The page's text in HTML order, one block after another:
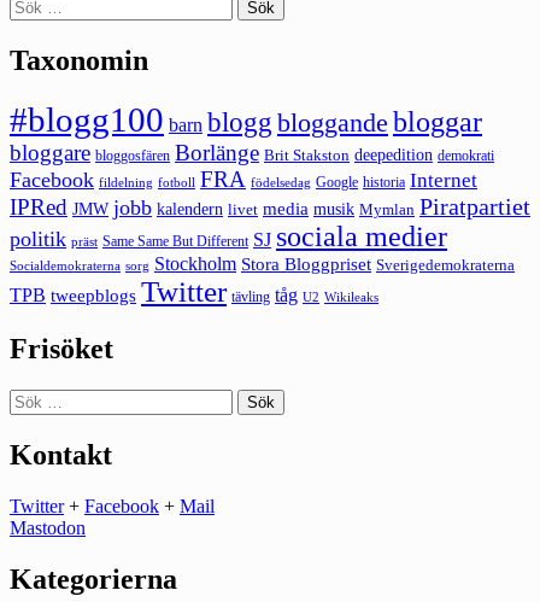
efter:
Taxonomin
#blogg100 barn blogg bloggande bloggar
bloggare bloggosfären Borlänge Brit Stakston deepedition demokrati
Facebook fildelning fotboll FRA födelsedag Google historia Internet
IPRed JMW jobb kalendern livet media musik Mymlan Piratpartiet
politik präst Same Same But Different SJ sociala medier
Socialdemokraterna sorg Stockholm Stora Bloggpriset Sverigedemokraterna
TPB tweepblogs Twitter tävling tåg U2 Wikileaks
Frisöket
Sök
efter:
Kontakt
Twitter+ Facebook + Mail
Mastodon
Kategorierna